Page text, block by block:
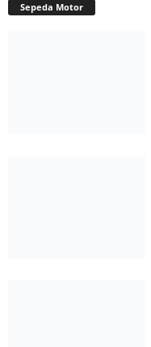
Sepeda Motor